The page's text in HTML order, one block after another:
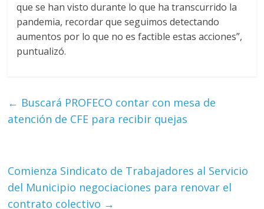
que se han visto durante lo que ha transcurrido la
pandemia, recordar que seguimos detectando
aumentos por lo que no es factible estas acciones”,
puntualizó.
← Buscará PROFECO contar con mesa de
atención de CFE para recibir quejas
Comienza Sindicato de Trabajadores al Servicio
del Municipio negociaciones para renovar el
contrato colectivo →